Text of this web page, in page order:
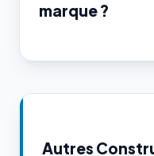
marque ?
Autres